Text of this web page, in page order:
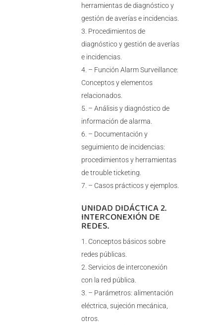
herramientas de diagnóstico y
gestión de averías e incidencias.
Procedimientos de
diagnóstico y gestión de averías
e incidencias.
– Función Alarm Surveillance:
Conceptos y elementos
relacionados.
– Análisis y diagnóstico de
información de alarma.
– Documentación y
seguimiento de incidencias:
procedimientos y herramientas
de trouble ticketing.
– Casos prácticos y ejemplos.
UNIDAD DIDÁCTICA 2.
INTERCONEXIÓN DE
REDES.
Conceptos básicos sobre
redes públicas.
Servicios de interconexión
con la red pública.
– Parámetros: alimentación
eléctrica, sujeción mecánica,
otros.